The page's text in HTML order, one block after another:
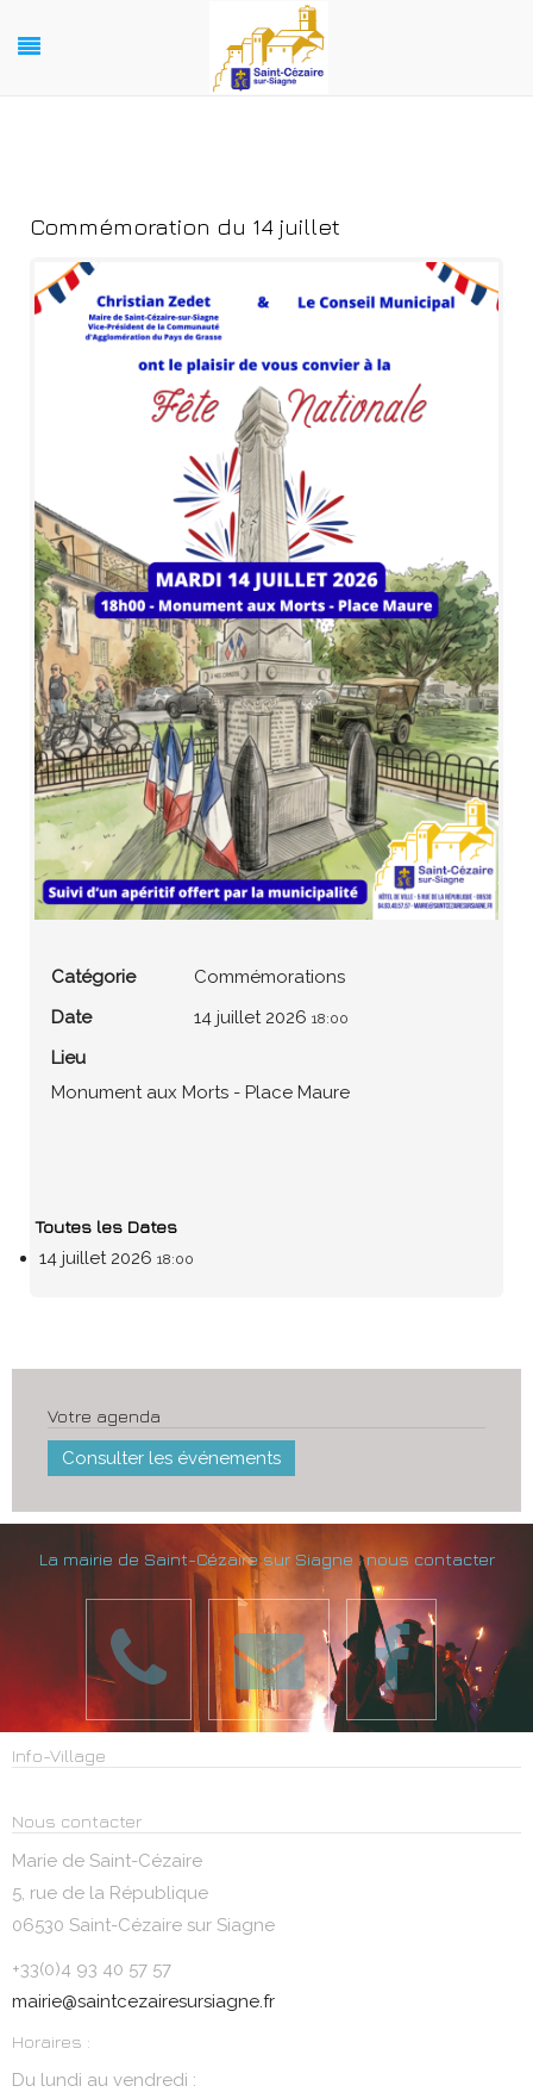
Commémoration du 14 juillet
Catégorie
Commémorations
Date
14 juillet 2026 18:00
Lieu
Monument aux Morts - Place Maure
Toutes les Dates
14 juillet 2026 18:00
Votre agenda
Consulter les événements
La mairie de Saint-Cézaire sur Siagne : nous contacter
Info-Village
Nous contacter
Marie de Saint-Cézaire
5, rue de la République
06530 Saint-Cézaire sur Siagne
+33(0)4 93 40 57 57
mairie@saintcezairesursiagne.fr
Horaires :
Du lundi au vendredi :